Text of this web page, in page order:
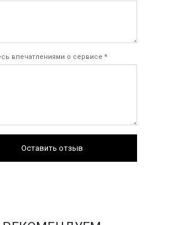
впечатлениями о сервисе *
Оставить отзыв